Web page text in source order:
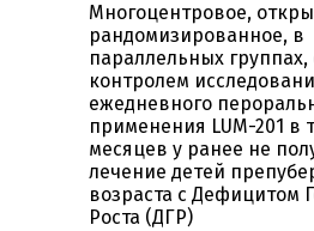
Многоцентровое,
рандомизированное, в
параллельных
контролем
ежедневного
применения LUM-201 в
месяцев у ранее не
лечение детей
возраста с Дефицитом
Роста (ДГР)